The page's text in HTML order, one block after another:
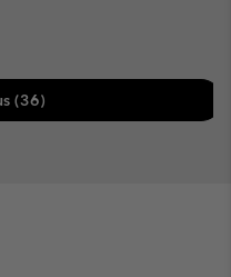
(36)